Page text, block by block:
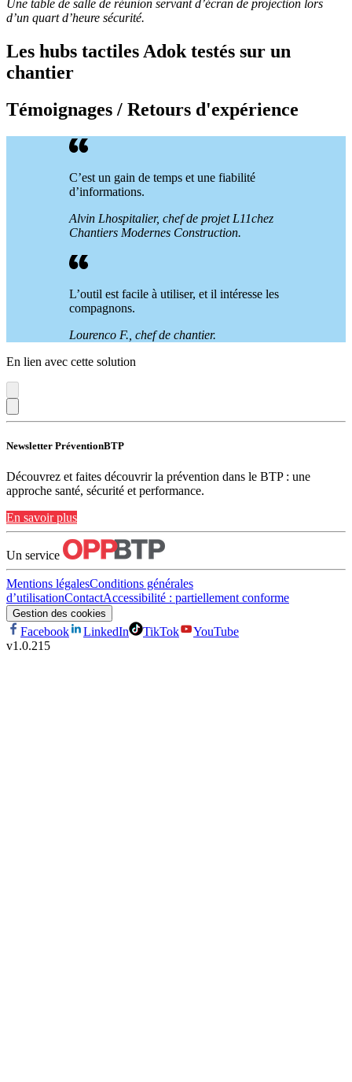
Une table de salle de réunion servant d’écran de projection lors
d’un quart d’heure sécurité.
Les hubs tactiles Adok testés sur un
chantier
Témoignages / Retours d'expérience
C’est un gain de temps et une fiabilité
d’informations.
Alvin Lhospitalier, chef de projet L11chez
Chantiers Modernes Construction.
L’outil est facile à utiliser, et il intéresse les
compagnons.
Lourenco F., chef de chantier.
En lien avec cette solution
Newsletter PréventionBTP
Découvrez et faites découvrir la prévention dans le BTP : une
approche santé, sécurité et performance.
En savoir plus
Un service
Mentions légalesConditions générales
d’utilisationContactAccessibilité : partiellement conforme
Gestion des cookies
Facebook LinkedIn TikTok
YouTube
v1.0.215